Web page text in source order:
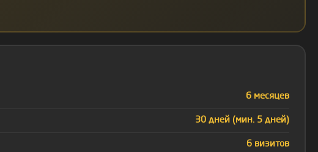
6 месяцев
30 дней (мин. 5 дней)
6 визитов